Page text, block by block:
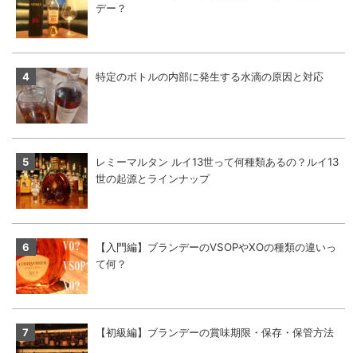
デー？
特定のボトルの内部に発生する水滴の原因と対応
レミーマルタン ルイ13世って何種類あるの？ルイ13
世の起源とラインナップ
【入門編】ブランデーのVSOPやXOの種類の違いっ
て何？
【初級編】ブランデーの賞味期限・保存・保管方法